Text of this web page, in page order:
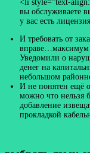
<li style=”text-
вы обслуживаете
у вас есть
И требовать от
вправе…максимум
Уведомили о
денег на
небольшом
И не понятен ещё
можно что нельзя
добавление
прокладкой